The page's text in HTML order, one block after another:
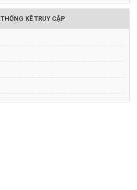
THỐNG KÊ TRUY CẬP